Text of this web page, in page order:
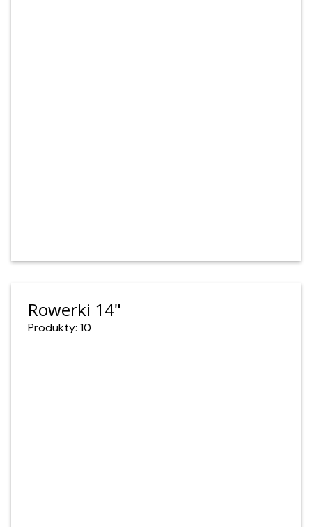
Rowerki 14"
Produkty: 10